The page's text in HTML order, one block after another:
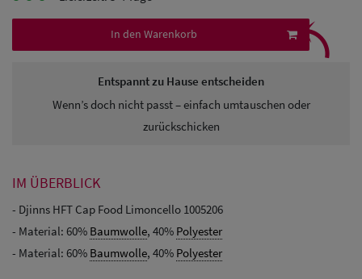
Herren UV-
Schutz Caps
Sonnenschilder
Snapback Caps
In den Warenkorb
Entspannt zu Hause entscheiden
Wenn’s doch nicht passt – einfach umtauschen oder
zurückschicken
⤹
IM ÜBERBLICK
- Djinns HFT Cap Food Limoncello 1005206
- Material: 60% Baumwolle, 40% Polyester
- Material: 60% Baumwolle, 40% Polyester